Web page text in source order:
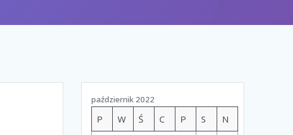
październik 2022
P W Ś C P S N